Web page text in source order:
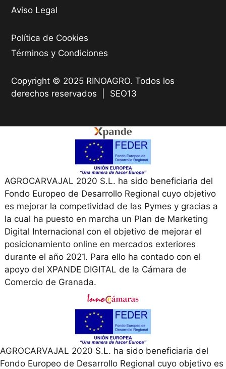
Aviso Legal
Política de Cookies
Términos y Condiciones
Copyright © 2025 RINOAGRO. Todos los
derechos reservados | SEO13
AGROCARVAJAL 2020 S.L. ha sido beneficiaria del
Fondo Europeo de Desarrollo Regional cuyo objetivo
es mejorar la competividad de las Pymes y gracias a
la cual ha puesto en marcha un Plan de Marketing
Digital Internacional con el objetivo de mejorar el
posicionamiento online en mercados exteriores
durante el año 2021. Para ello ha contado con el
apoyo del XPANDE DIGITAL de la Cámara de
Comercio de Granada.
AGROCARVAJAL 2020 S.L. ha sido beneficiaria del
Fondo Europeo de Desarrollo Regional cuyo objetivo es